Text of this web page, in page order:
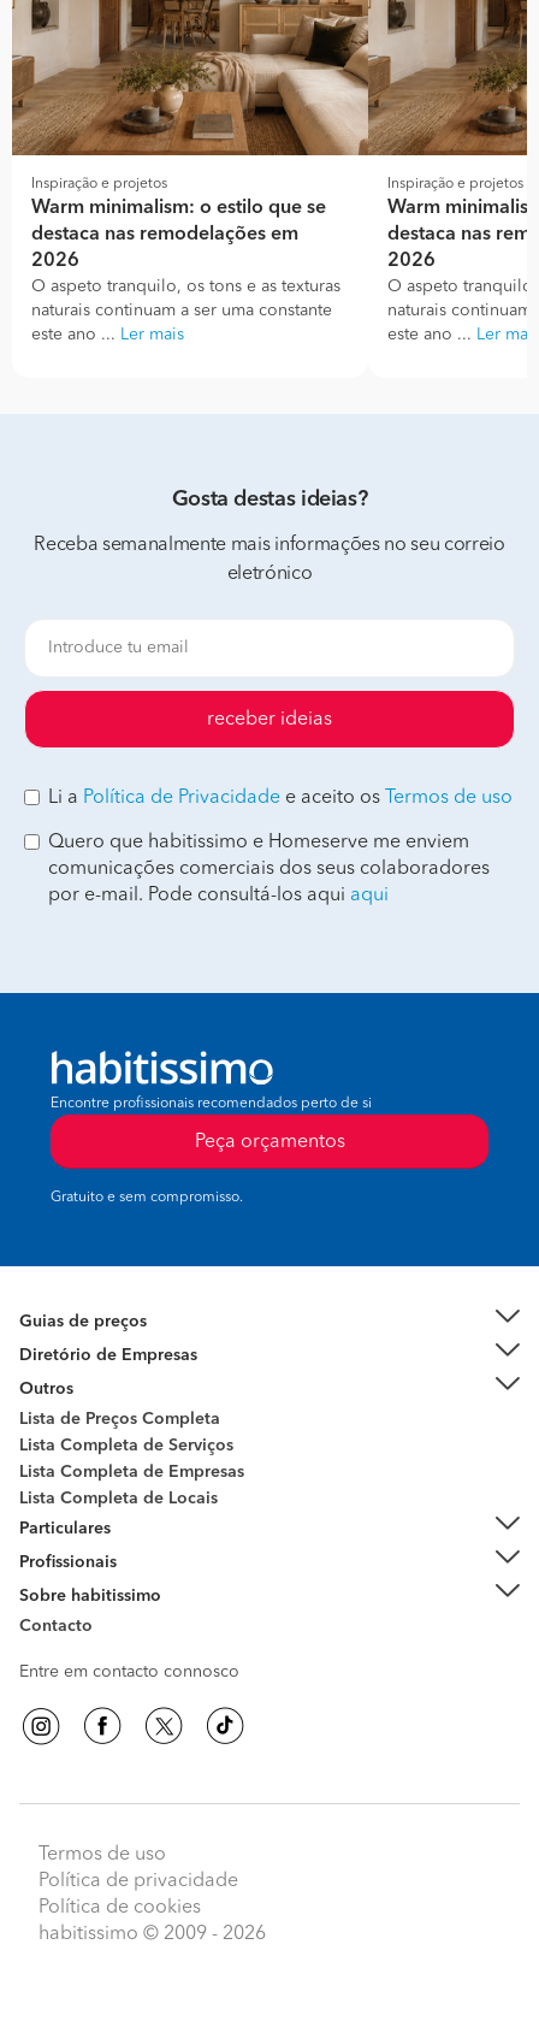
Inspiração e projetos
Warm minimalism: o estilo que se
destaca nas remodelações em
2026
O aspeto tranquilo, os tons e as texturas
naturais continuam a ser uma constante
este ano ... Ler mais
Inspiração e projetos
Warm
destaca nas
2026
O aspeto
naturais continuam
este ano ... Ler mais
Gosta destas ideias?
Receba semanalmente mais informações no seu correio
eletrónico
receber ideias
Li a Política de Privacidade e aceito os Termos de uso
Quero que habitissimo e Homeserve me enviem
comunicações comerciais dos seus colaboradores
por e-mail. Pode consultá-los aqui aqui
Encontre profissionais recomendados perto de si
Peça orçamentos
Gratuito e sem compromisso.
Guias de preços
Diretório de Empresas
Outros
Lista de Preços Completa
Lista Completa de Serviços
Lista Completa de Empresas
Lista Completa de Locais
Particulares
Profissionais
Sobre habitissimo
Contacto
Entre em contacto connosco
Termos de uso
Política de privacidade
Política de cookies
habitissimo © 2009 - 2026